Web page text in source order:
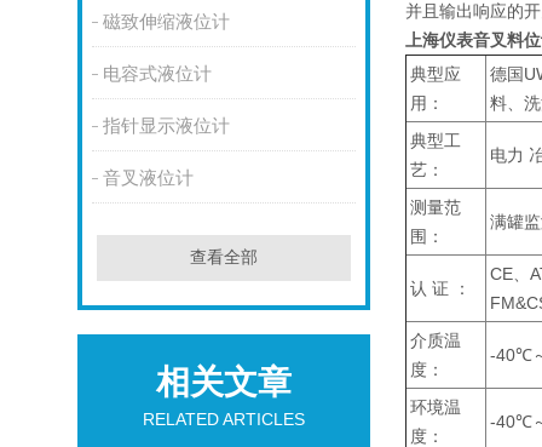
磁致伸缩液位计
电容式液位计
指针显示液位计
音叉液位计
查看全部
相关文章
RELATED ARTICLES
并且输出响应的
上海仪表音叉料
典型应
用：
德国
料、
典型工
艺：
电力
测量范
围：
满罐
认 证 ：
CE、
介质温
度：
-40℃
环境温
度：
-40℃